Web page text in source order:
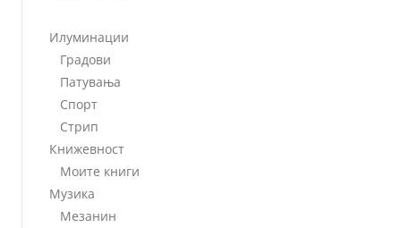
Илуминации
Градови
Патувања
Спорт
Стрип
Книжевност
Моите книги
Музика
Мезанин